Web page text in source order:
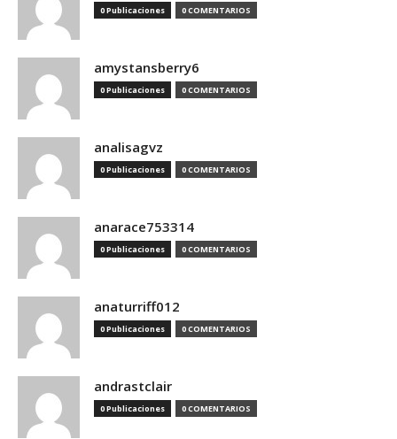
0 Publicaciones 0 COMENTARIOS
amystansberry6
0 Publicaciones 0 COMENTARIOS
analisagvz
0 Publicaciones 0 COMENTARIOS
anarace753314
0 Publicaciones 0 COMENTARIOS
anaturriff012
0 Publicaciones 0 COMENTARIOS
andrastclair
0 Publicaciones 0 COMENTARIOS